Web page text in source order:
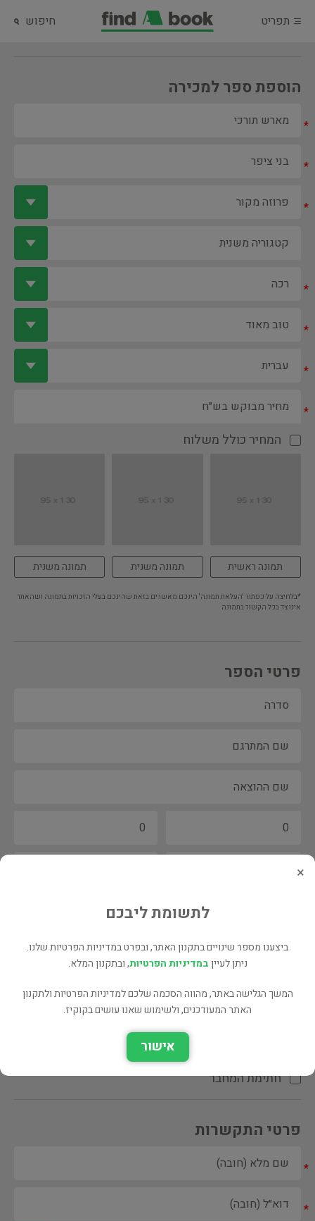
תפריט חיפוש
הוספת ספר למכירה
*
*
*
*
*
*
*
המחיר כולל משלוח
תמונה ראשית תמונה משנית תמונה משנית
*בלחיצה על כפתור 'העלאת תמונה' הינכם מאשרים בזאת שהינכם בעלי הזכויות בתמונה ושהאתר
אינו צד בכל הקשור בתמונה
פרטי הספר
הקדשת המחבר\המתרגם
חתימת המחבר
פרטי התקשרות
*
*
×
לתשומת ליבכם
ביצענו מספר שינויים בתקנון האתר, ובפרט במדיניות הפרטיות שלנו.
ניתן לעייןבמדיניות הפרטיות, ובתקנון המלא.
המשך הגלישה באתר, מהווה הסכמה שלכם למדיניות הפרטיות ולתקנון
האתר המעודכנים, ולשימוש שאנו עושים בקוקיז.
אישור